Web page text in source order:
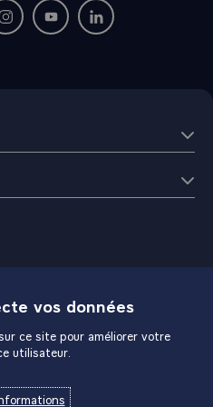
: rejoignez-nous sur Twitter
fenêtre : rejoignez-nous sur
Nouvelle fenêtre : rejoignez-nous
Nouvelle fenêtre :
Nouvelle fenêtre :
vos données
ce site pour améliorer votre
utilisateur.